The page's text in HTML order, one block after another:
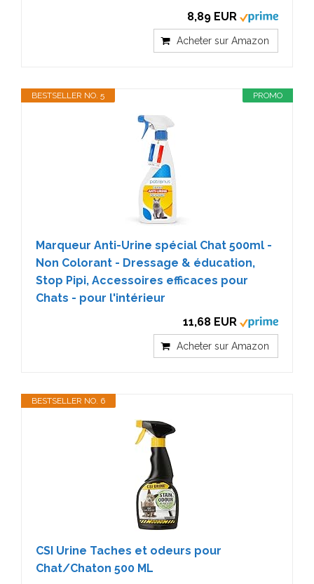
8,89 EUR
Acheter sur Amazon
PROMO
BESTSELLER NO. 5
Marqueur Anti-Urine spécial Chat 500ml -
Non Colorant - Dressage & éducation,
Stop Pipi, Accessoires efficaces pour
Chats - pour l'intérieur
11,68 EUR
Acheter sur Amazon
BESTSELLER NO. 6
CSI Urine Taches et odeurs pour
Chat/Chaton 500 ML